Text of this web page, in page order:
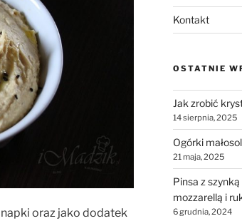
oraz jako dodatek
Kontakt
OSTATNIE
Jak zrobić
14 sierpnia, 2025
Ogórki
21 maja, 2025
Pinsa z
mozzarellą i
6 grudnia, 2024